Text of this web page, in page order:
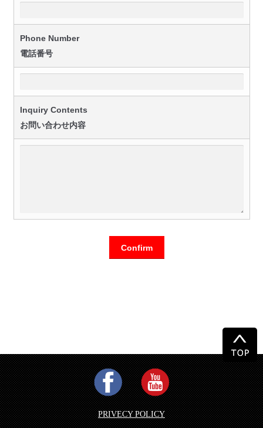
Phone Number
電話番号
Inquiry Contents
お問い合わせ内容
PRIVECY POLICY